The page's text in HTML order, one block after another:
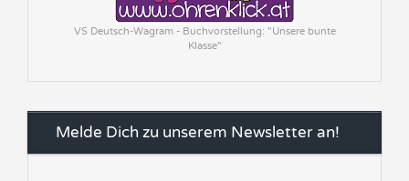
VS Deutsch-Wagram - Buchvorstellung: "Unsere bunte
Klasse"
Melde Dich zu unserem Newsletter an!